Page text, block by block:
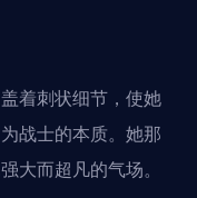
着刺状细节，使她
战士的本质。她那
大而超凡的气场。